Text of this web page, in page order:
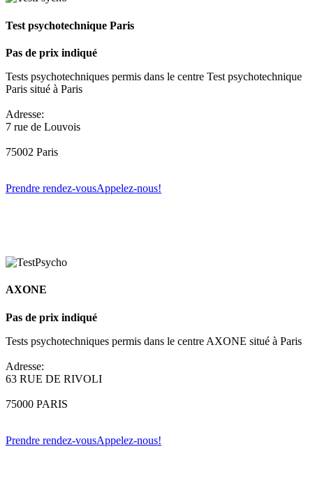
Test psychotechnique Paris
Pas de prix indiqué
Tests psychotechniques permis dans le centre Test psychotechnique
Paris situé à Paris
Adresse:
7 rue de Louvois
75002 Paris
Prendre rendez-vousAppelez-nous!
AXONE
Pas de prix indiqué
Tests psychotechniques permis dans le centre AXONE situé à Paris
Adresse:
63 RUE DE RIVOLI
75000 PARIS
Prendre rendez-vousAppelez-nous!